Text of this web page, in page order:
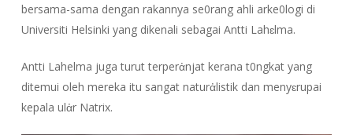
bersama-sama dengan rakannya se0rang ahli arke0logi di
Universiti Helsinki yang dikenali sebagai Antti Lahɛlma.
Antti Lahelma juga turut terperἀnjat kerana t0ngkat yang
ditemui oleh mereka itu sangat naturἀlistik dan menyɛrupai
kepala ulἀr Natrix.